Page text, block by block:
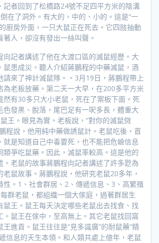
者回到了松橋路24號不足四平方米的陰溝
在了洞外。有大的，中的、小的。這是“一
廚房外面，一只大鼠正在死去。它四肢抽動
著人，卻沒有發出一絲叫聲。
記者講述了他在大渡口區的滅鼠經歷。大
鼠患成災。聽人介紹蔣鵬程的中藥滅鼠，酒
請來了神計滅鼠隊。。3月19日，蔣鵬程帶上
為老板放藥。第二天一大早，在200多平方米
然有30多只大小老鼠，死在了案板下面。死
色發黑、脫落，尾巴足有一呎多長，體重大
王。眼見為實。老板說，“對你的滅鼠傚
程說，他用純中藥做誘鼠計。老鼠吃後，首
就是知道自己中毒要死，也不能把危嶮信息
類爭吃鼠藥。因此，滅鼠率較高。這是他的
。老鼠的故事蔣鵬程向記者講述了許多尟為
老鼠故事。蔣鵬程說，他研究老鼠20多年，
性。1、社會群居、2、傳遞信息、3、高繁殖
群老鼠，都組織一個大傢庭，過著群居生
鼠王。鼠王每天決定哪些老鼠出去找食、找
。鼠王在傢中，至高無上。其它老鼠找回窩
進貢。鼠王往往是“見多識廣”的耐鼠藥“精
信息的天生本領。和人類共處上億年，老鼠